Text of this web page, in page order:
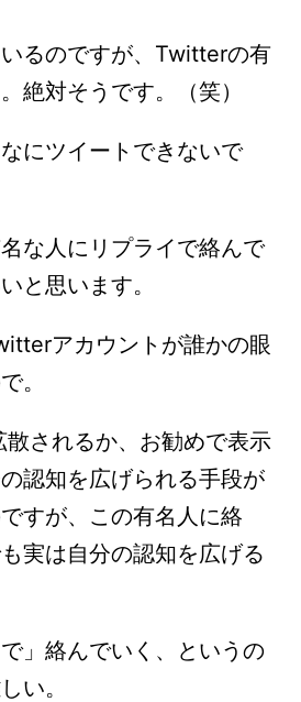
るのですが、Twitterの有
絶対そうです。（笑）
にツイートできないで
な人にリプライで絡んで
と思います。
アカウントが誰かの眼
。
されるか、お勧めで表示
認知を広げられる手段が
すが、この有名人に絡
実は自分の認知を広げる
」絡んでいく、というの
い。